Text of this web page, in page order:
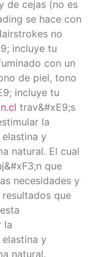
de cejas (no es
se hace con
no
incluye tu
con un
de piel, tono
incluye tu
trav&#xE9;s
la
y
natural. El cual
que
necesidades y
que
la
y
natural.